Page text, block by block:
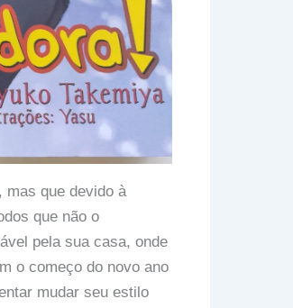
mas que devido à
que não o
pela sua casa, onde
o começo do novo ano
mudar seu estilo